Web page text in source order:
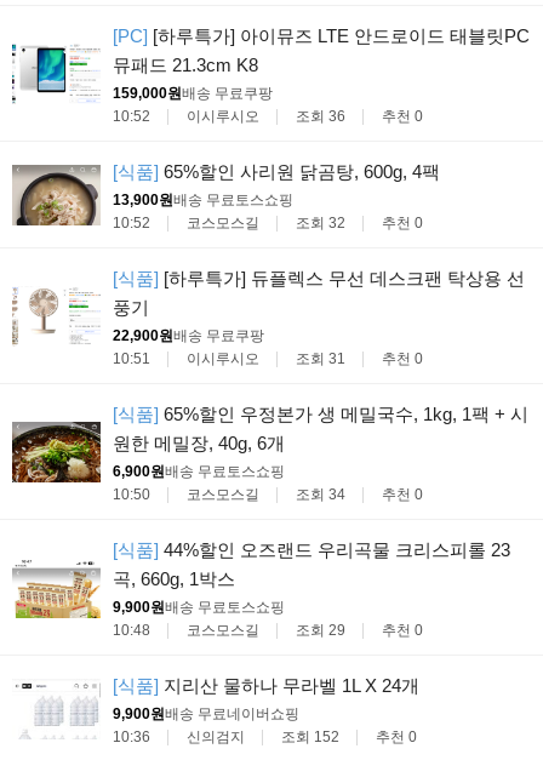
[PC] [하루특가] 아이뮤즈 LTE 안드로이드 태블릿PC
뮤패드 21.3cm K8
159,000원배송 무료쿠팡
10:52
이시루시오 조회 36 추천 0
[식품] 65%할인 사리원 닭곰탕, 600g, 4팩
13,900원배송 무료토스쇼핑
10:52
코스모스길 조회 32 추천 0
[식품] [하루특가] 듀플렉스 무선 데스크팬 탁상용 선
풍기
22,900원배송 무료쿠팡
10:51
이시루시오 조회 31 추천 0
[식품] 65%할인 우정본가 생 메밀국수, 1kg, 1팩 + 시
원한 메밀장, 40g, 6개
6,900원배송 무료토스쇼핑
10:50
코스모스길 조회 34 추천 0
[식품] 44%할인 오즈랜드 우리곡물 크리스피롤 23
곡, 660g, 1박스
9,900원배송 무료토스쇼핑
10:48
코스모스길 조회 29 추천 0
[식품] 지리산 물하나 무라벨 1L X 24개
9,900원배송 무료네이버쇼핑
10:36
신의검지 조회 152 추천 0